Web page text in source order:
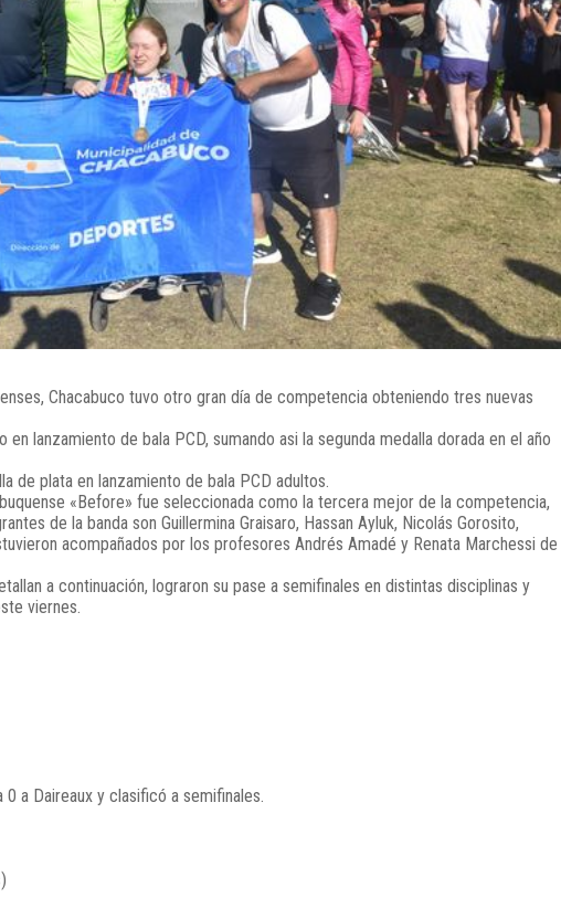
Chacabuco tuvo otro gran día de competencia obteniendo tres nuevas
lanzamiento de bala PCD, sumando asi la segunda medalla dorada en el año
de plata en lanzamiento de bala PCD adultos.
«Before» fue seleccionada como la tercera mejor de la competencia,
de la banda son Guillermina Graisaro, Hassan Ayluk, Nicolás Gorosito,
acompañados por los profesores Andrés Amadé y Renata Marchessi de
a continuación, lograron su pase a semifinales en distintas disciplinas y
viernes.
a Daireaux y clasificó a semifinales.